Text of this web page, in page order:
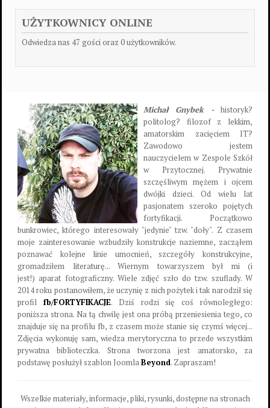
UŻYTKOWNICY ONLINE
Odwiedza nas 47 gości oraz 0 użytkowników.
Michał Gnybek - historyk?
politolog? filozof z lekkim,
amatorskim zacięciem IT?
Zawodowo jestem
nauczycielem w Zespole Szkół
w Przytocznej. Prywatnie
szczęśliwym mężem i ojcem
dwójki dzieci. Od wielu lat
pasjonatem szeroko pojętych
fortyfikacji. Początkowo
bunkrowiec, którego interesowały "jedynie" tzw. "doły". Z czasem
moje zainteresowanie wzbudziły konstrukcje naziemne, zacząłem
poznawać kolejne linie umocnień, szczegóły konstrukcyjne,
gromadziłem literaturę... Wiernym towarzyszem był mi (i
jest!) aparat fotograficzny. Wiele zdjęć szło do tzw. szuflady. W
2014 roku postanowiłem, że uczynię z nich pożytek i tak narodził się
profil fb/FORTYFIKACJE. Dziś rodzi się coś równoległego:
poniższa strona. Na tą chwilę jest ona próbą przeniesienia tego, co
znajduje się na profilu fb, z czasem może stanie się czymś więcej...
Zdjęcia wykonuję sam, wiedza merytoryczna to przede wszystkim
prywatna biblioteczka. Strona tworzona jest amatorsko, za
podstawę posłużył szablon JoomlaBeyond. Zapraszam!
Wszelkie materiały, informacje, pliki, rysunki, dostępne na stronach